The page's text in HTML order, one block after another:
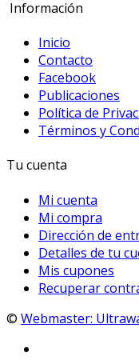
Información
Inicio
Contacto
Facebook
Publicaciones
Política de
Términos y
Tu cuenta
Mi cuenta
Mi compra
Dirección de
Detalles de tu
Mis cupones
Recuperar
© Webmaster: